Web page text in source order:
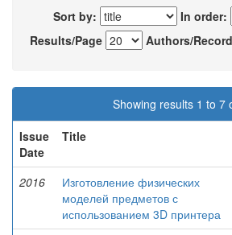
Sort by:
In order:
Results/Page
Authors/
Showing results 1 to 7
Issue
Date
Title
2016
Изготовление физических
моделей предметов с
использованием 3D принтера